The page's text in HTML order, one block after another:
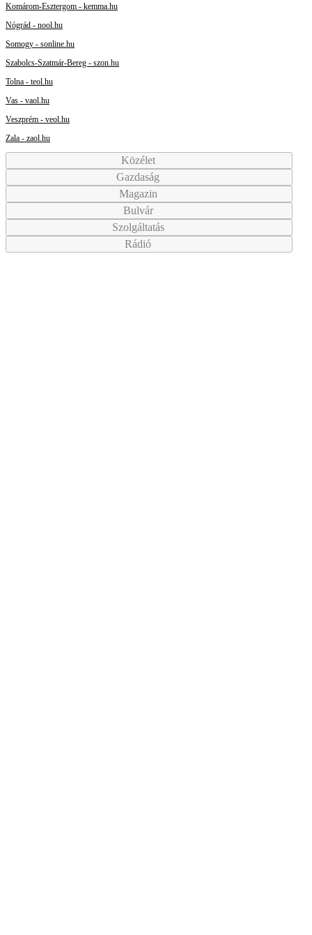
Komárom-Esztergom - kemma.hu
Nógrád - nool.hu
Somogy - sonline.hu
Szabolcs-Szatmár-Bereg - szon.hu
Tolna - teol.hu
Vas - vaol.hu
Veszprém - veol.hu
Zala - zaol.hu
Közélet
Gazdaság
Magazin
Bulvár
Szolgáltatás
Rádió